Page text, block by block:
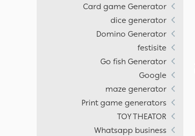
Card game Generator
dice generator
Domino Generator
festisite
Go fish Generator
Google
maze generator
Print game generators
TOY THEATOR
Whatsapp business